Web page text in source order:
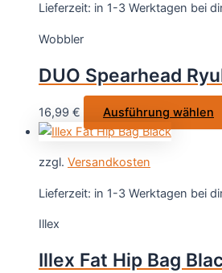
Lieferzeit: in 1-3 Werktagen bei
Wobbler
DUO Spearhead
16,99 € Ausführung wählen
zzgl. Versandkosten
Lieferzeit: in 1-3 Werktagen bei
Illex
Illex Fat Hip Bag